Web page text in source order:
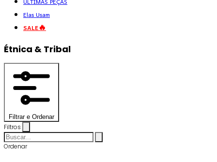
Elas Usam
SALE🔥
Étnica & Tribal
Filtrar e Ordenar
Filtros
Ordenar